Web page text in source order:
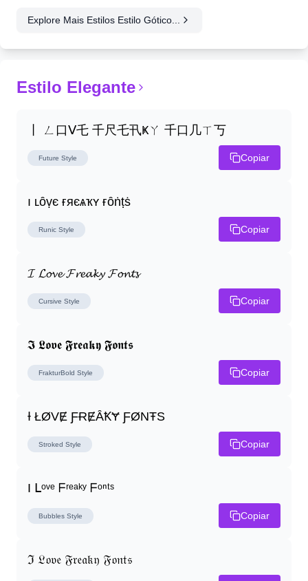
Explore Mais Estilos Estilo Gótico...
Estilo Elegante
丨 ㄥ口ᐯ乇 千尺乇卂Ҝㄚ 千口几ㄒ丂
Future Style Copiar
ı ʟȏṿє ғяєѧҡʏ ғȏṅṭṡ
Runic Style Copiar
𝓘 𝓛𝓸𝓿𝓮 𝓕𝓻𝓮𝓪𝓴𝔂 𝓕𝓸𝓷𝓽𝓼
Cursive Style Copiar
𝕴 𝕷𝖔𝖛𝖊 𝕱𝖗𝖊𝖆𝖐𝖞 𝕱𝖔𝖓𝖙𝖘
FrakturBold Style Copiar
Ɨ ŁØVɆ ƑɌɆȂꝀɎ ƑØNŦS
Stroked Style Copiar
I ᒪᵒᵛᵉ ᖴʳᵉᵃᵏʸ ᖴᵒⁿᵗˢ
Bubbles Style Copiar
ℑ 𝔏𝔬𝔳𝔢 𝔉𝔯𝔢𝔞𝔨𝔶 𝔉𝔬𝔫𝔱𝔰